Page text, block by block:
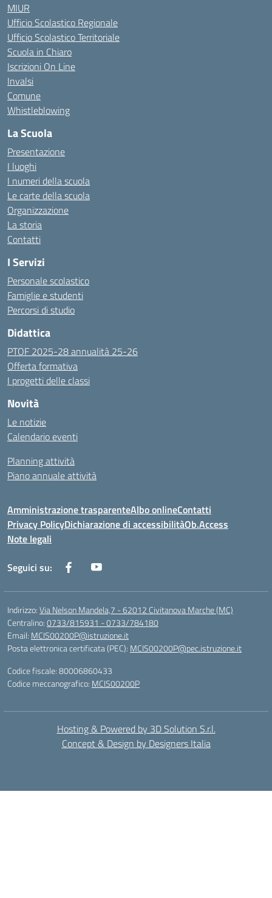
MIUR
Ufficio Scolastico Regionale
Ufficio Scolastico Territoriale
Scuola in Chiaro
Iscrizioni On Line
Invalsi
Comune
Whistleblowing
La Scuola
Presentazione
I luoghi
I numeri della scuola
Le carte della scuola
Organizzazione
La storia
Contatti
I Servizi
Personale scolastico
Famiglie e studenti
Percorsi di studio
Didattica
PTOF 2025-28 annualità 25-26
Offerta formativa
I progetti delle classi
Novità
Le notizie
Calendario eventi
Planning attività
Piano annuale attività
Amministrazione trasparenteAlbo onlineContatti
Privacy PolicyDichiarazione di accessibilitàOb.Access
Note legali
Seguici su:
Indirizzo:Via Nelson Mandela,7 - 62012 Civitanova Marche (MC)
Centralino:0733/815931 - 0733/784180
Email: MCIS00200P@istruzione.it
Posta elettronica certificata (PEC): MCIS00200P@pec.istruzione.it
Codice fiscale: 80006860433
Codice meccanografico: MCIS00200P
Hosting & Powered by 3D Solution S.r.l.
Concept & Design by Designers Italia